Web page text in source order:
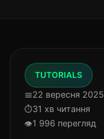
TUTORIALS
22 вересня 2025
31 хв читання
1 996 перегляд